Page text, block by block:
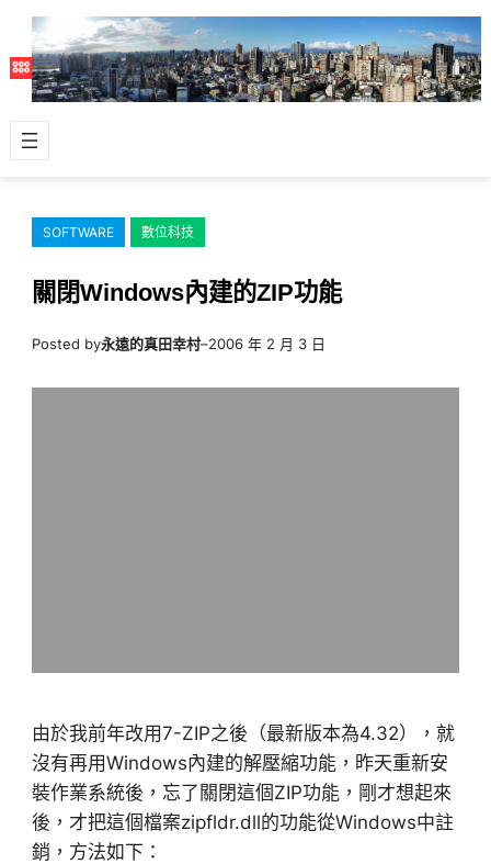
主
容
SOFTWARE 數位科技
關閉Windows內建的ZIP功能
Posted by永遠的真田幸村–2006 年 2 月 3 日
由於我前年改用7-ZIP之後（最新版本為4.32），就
沒有再用Windows內建的解壓縮功能，昨天重新安
裝作業系統後，忘了關閉這個ZIP功能，剛才想起來
後，才把這個檔案zipfldr.dll的功能從Windows中註
銷，方法如下：